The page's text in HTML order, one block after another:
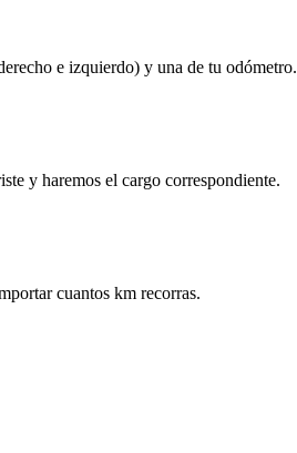
e izquierdo) y una de tu odómetro.
y haremos el cargo correspondiente.
cuantos km recorras.